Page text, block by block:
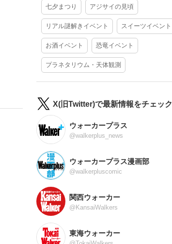
七夕まつり アジサイの見頃
リアル謎解きイベント スイーツイベント
お酒イベント 恐竜イベント
プラネタリウム・天体観測
X(旧Twitter)で最新情報をチェック
ウォーカープラス
@walkerplus_news
ウォーカープラス漫画部
@walkerpluscomic
関西ウォーカー
@KansaiWalkers
東海ウォーカー